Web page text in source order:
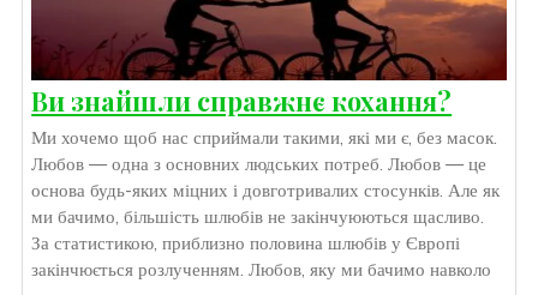
Ви знайшли справжнє кохання?
Ми хочемо щоб нас сприймали такими, які ми є, без масок.
Любов — одна з основних людських потреб. Любов — це
основа будь-яких міцних і довготривалих стосунків. Але як
ми бачимо, більшість шлюбів не закінчуюються щасливо.
За статистикою, приблизно половина шлюбів у Європі
закінчюється розлученням. Любов, яку ми бачимо навколо